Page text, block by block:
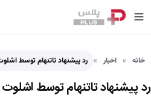
خانه اخبار رد پیشنهاد تاتنهام توسط
رد پیشنهاد تاتنهام توسط